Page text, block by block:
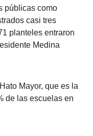
públicas como
casi tres
planteles entraron
Medina
Mayor, que es la
de las escuelas en